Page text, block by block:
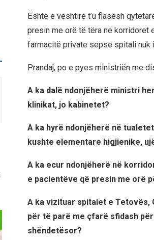
Është e vështirë t’u flasësh
presin me orë të tëra në korridoret
farmacitë private sepse spitali nuk
Prandaj, po e pyes ministriën me
A ka dalë ndonjëherë ministri
klinikat, jo kabinetet?
A ka hyrë ndonjëherë në
kushte elementare higjienike,
A ka ecur ndonjëherë në
e pacientëve që presin me orë
A ka vizituar spitalet e Tetovës,
për të parë me çfarë sfidash
shëndetësor?